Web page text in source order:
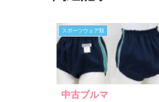
スポーツウェア類
中古ブルマ